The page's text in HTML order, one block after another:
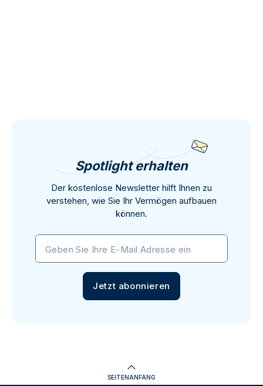
Spotlight erhalten
Der kostenlose Newsletter hilft Ihnen zu
verstehen, wie Sie Ihr Vermögen aufbauen
können.
Geben Sie Ihre E-Mail Adresse ein
Jetzt abonnieren
SEITENANFANG